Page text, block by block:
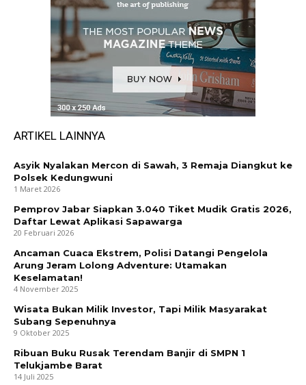
ARTIKEL LAINNYA
Asyik Nyalakan Mercon di Sawah, 3 Remaja Diangkut ke
Polsek Kedungwuni
1 Maret 2026
Pemprov Jabar Siapkan 3.040 Tiket Mudik Gratis 2026,
Daftar Lewat Aplikasi Sapawarga
20 Februari 2026
Ancaman Cuaca Ekstrem, Polisi Datangi Pengelola
Arung Jeram Lolong Adventure: Utamakan
Keselamatan!
4 November 2025
Wisata Bukan Milik Investor, Tapi Milik Masyarakat
Subang Sepenuhnya
9 Oktober 2025
Ribuan Buku Rusak Terendam Banjir di SMPN 1
Telukjambe Barat
14 Juli 2025